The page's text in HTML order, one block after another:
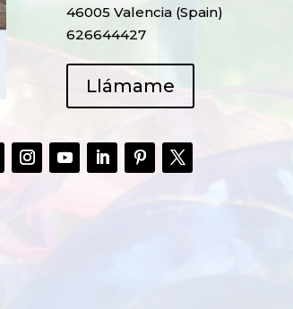
46005 Valencia (Spain)
626644427
Llámame
RECICLADO EN